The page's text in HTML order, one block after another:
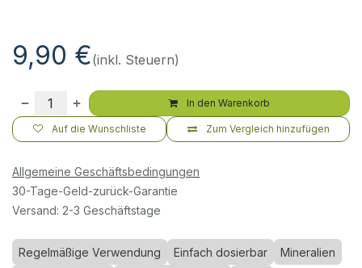
9,90 €(inkl. Steuern)
In den Warenkorb
Zum Vergleich hinzufügen
Auf die Wunschliste
Allgemeine Geschäftsbedingungen
30-Tage-Geld-zurück-Garantie
Versand: 2-3 Geschäftstage
Regelmäßige Verwendung Einfach dosierbar
Mineralien